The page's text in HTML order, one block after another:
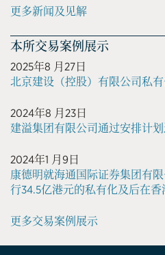
更多新闻及见解
本所交易案例展示
2025年8 月27日
北京建设（控股）有限公司私
2024年8 月23日
建溢集团有限公司通过安排计
2024年1 月9日
康德明就海通国际证券集团有
行34.5亿港元的私有化及后在
更多交易案例展示